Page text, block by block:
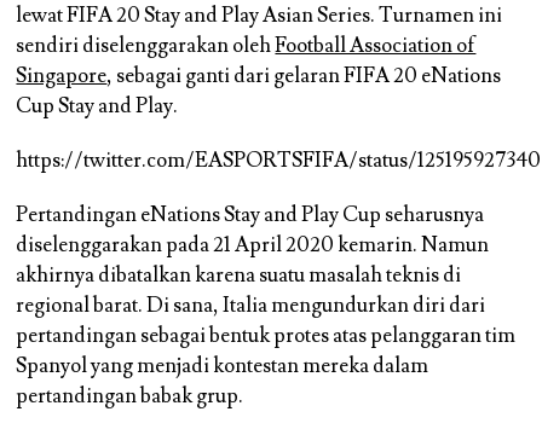
lewat FIFA 20 Stay and Play Asian Series. Turnamen ini
sendiri diselenggarakan olehFootball Association of
Singapore, sebagai ganti dari gelaran FIFA 20 eNations
Cup Stay and Play.
https://twitter.com/EASPORTSFIFA/status/
Pertandingan eNations Stay and Play Cup seharusnya
diselenggarakan pada 21 April 2020 kemarin. Namun
akhirnya dibatalkan karena suatu masalah teknis di
regional barat. Di sana, Italia mengundurkan diri dari
pertandingan sebagai bentuk protes atas pelanggaran tim
Spanyol yang menjadi kontestan mereka dalam
pertandingan babak grup.